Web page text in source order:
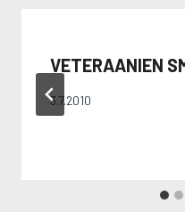
VETERAANIEN
3.7.2010